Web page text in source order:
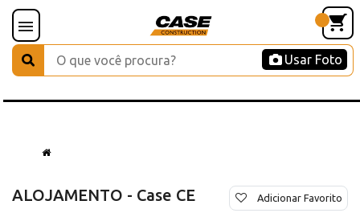
Usar Foto
ALOJAMENTO - Case CE Adicionar Favorito